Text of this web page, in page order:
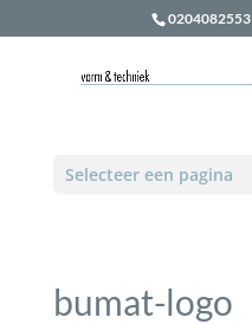
0204082553
Selecteer een pagina
bumat-logo